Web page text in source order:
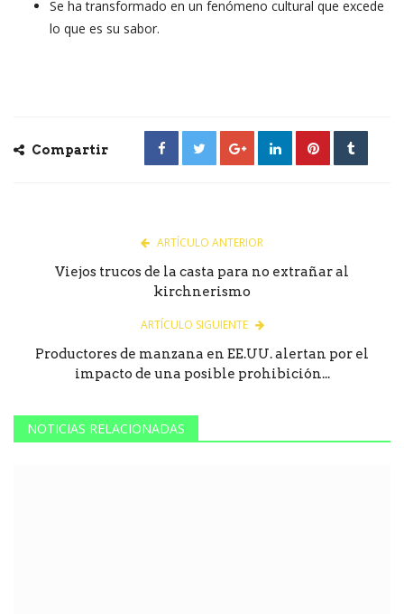
Se ha transformado en un fenómeno cultural que excede
lo que es su sabor.
Compartir
ARTÍCULO ANTERIOR
Viejos trucos de la casta para no extrañar al
kirchnerismo
ARTÍCULO SIGUIENTE
Productores de manzana en EE.UU. alertan por el
impacto de una posible prohibición...
NOTICIAS RELACIONADAS